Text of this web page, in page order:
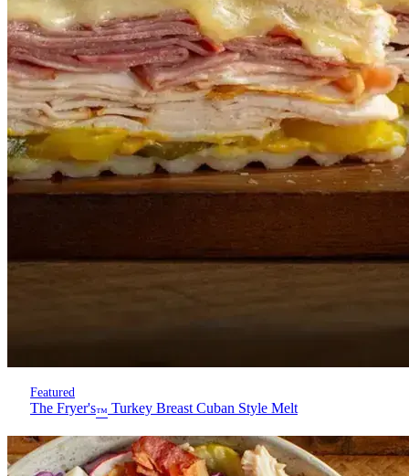
Featured
The Fryer's™ Turkey Breast Cuban Style Melt